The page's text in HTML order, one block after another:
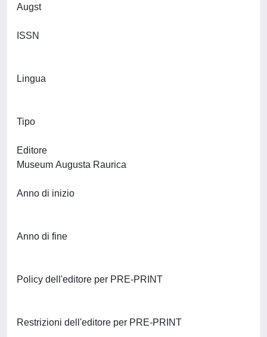
ISSN
Lingua
Tipo
Editore
Anno di inizio
Anno di fine
Policy dell'editore per PRE-PRINT
Restrizioni dell'editore per PRE-PRINT